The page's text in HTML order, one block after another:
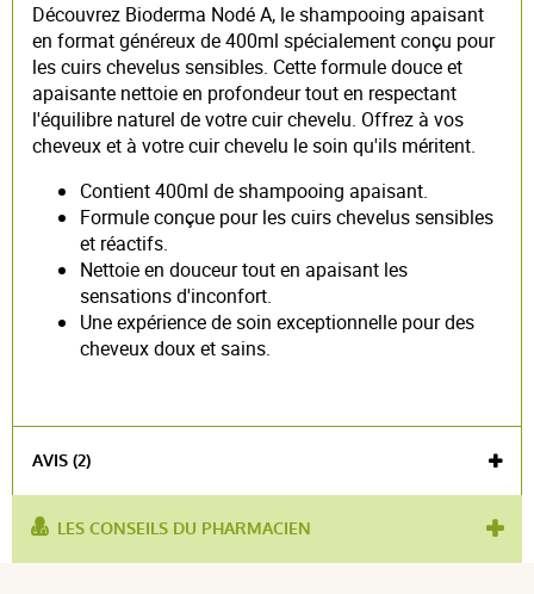
Découvrez Bioderma Nodé A, le shampooing apaisant
en format généreux de 400ml spécialement conçu pour
les cuirs chevelus sensibles. Cette formule douce et
apaisante nettoie en profondeur tout en respectant
l'équilibre naturel de votre cuir chevelu. Offrez à vos
cheveux et à votre cuir chevelu le soin qu'ils méritent.
Contient 400ml de shampooing apaisant.
Formule conçue pour les cuirs chevelus sensibles
et réactifs.
Nettoie en douceur tout en apaisant les
sensations d'inconfort.
Une expérience de soin exceptionnelle pour des
cheveux doux et sains.
AVIS (2)
LES CONSEILS DU PHARMACIEN